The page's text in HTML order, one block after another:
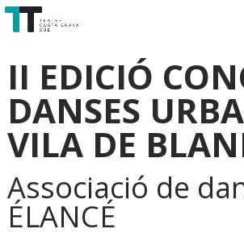
II EDICIÓ
DANSES
VILA DE
Associació de
ÉLANCÉ